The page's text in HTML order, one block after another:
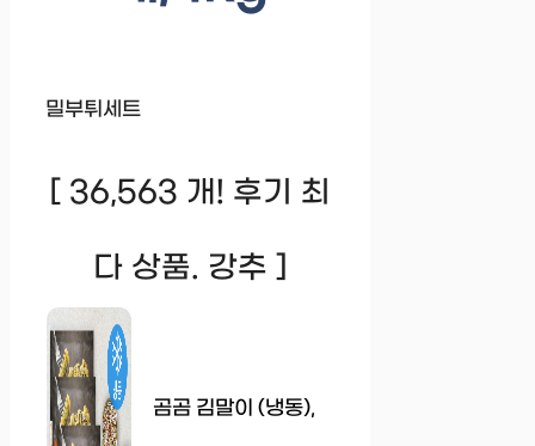
밀부튀세트
[ 36,563 개! 후기 최
다 상품. 강추 ]
곰곰 김말이 (냉동),